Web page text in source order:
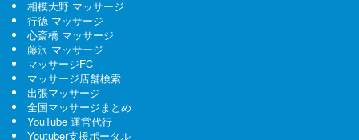
相模大野 マッサージ
行徳 マッサージ
心斎橋 マッサージ
藤沢 マッサージ
マッサージFC
マッサージ店舗検索
出張マッサージ
全国マッサージまとめ
YouTube 運営代行
Youtuber支援ポータル